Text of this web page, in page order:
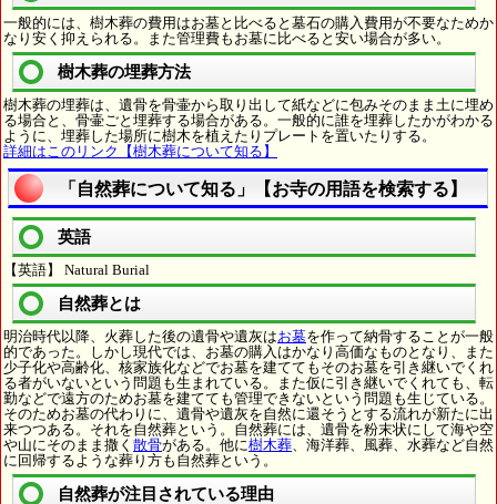
一般的には、樹木葬の費用はお墓と比べると墓石の購入費用が不要なためか
なり安く抑えられる。また管理費もお墓に比べると安い場合が多い。
樹木葬の埋葬方法
樹木葬の埋葬は、遺骨を骨壷から取り出して紙などに包みそのまま土に埋め
る場合と、骨壷ごと埋葬する場合がある。一般的に誰を埋葬したかがわかる
ように、埋葬した場所に樹木を植えたりプレートを置いたりする。
詳細はこのリンク【樹木葬について知る】
「自然葬について知る」【お寺の用語を検索する】
英語
【英語】 Natural Burial
自然葬とは
明治時代以降、火葬した後の遺骨や遺灰はお墓を作って納骨することが一般
的であった。しかし現代では、お墓の購入はかなり高価なものとなり、また
少子化や高齢化、核家族化などでお墓を建ててもそのお墓を引き継いでくれ
る者がいないという問題も生まれている。また仮に引き継いでくれても、転
勤などで遠方のためお墓を建てても管理できないという問題も生じている。
そのためお墓の代わりに、遺骨や遺灰を自然に還そうとする流れが新たに出
来つつある。それを自然葬という。自然葬には、遺骨を粉末状にして海や空
や山にそのまま撒く 散骨がある。他に樹木葬 、海洋葬、風葬、水葬など自然
に回帰するような葬り方も自然葬という。
自然葬が注目されている理由